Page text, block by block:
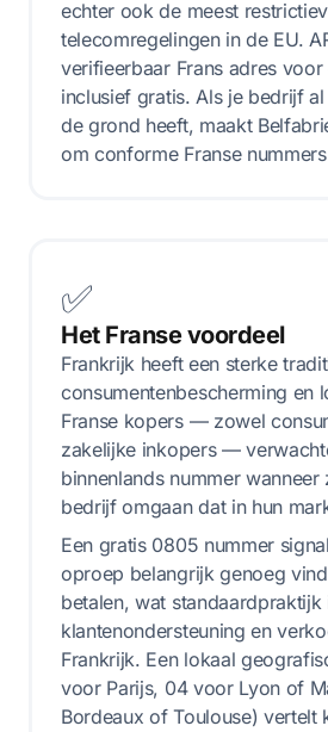
echter ook de meest
telecomregelingen in de EU.
verifieerbaar Frans adres
inclusief gratis. Als je bedrijf
de grond heeft, maakt
om conforme Franse
✅
Het Franse voordeel
Frankrijk heeft een sterke
consumentenbescherming en
Franse kopers — zowel
zakelijke inkopers —
binnenlands nummer wanneer
bedrijf omgaan dat in hun
Een gratis 0805 nummer
oproep belangrijk genoeg
betalen, wat
klantenondersteuning en
Frankrijk. Een lokaal
voor Parijs, 04 voor Lyon of
Bordeaux of Toulouse) vertelt